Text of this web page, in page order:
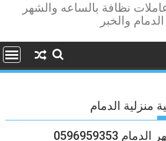
نظافة بالساعه والشهر
الدمام والخبر
الدمام
0596959353